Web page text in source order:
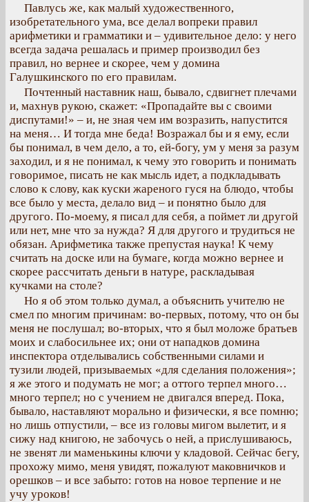
Павлусь же, как малый художественного,
изобретательного ума, все делал вопреки правил
арифметики и грамматики и – удивительное дело: у него
всегда задача решалась и пример производил без
правил, но вернее и скорее, чем у домина
Галушкинского по его правилам.
Почтенный наставник наш, бывало, сдвигнет плечами
и, махнув рукою, скажет: «Пропадайте вы с своими
диспутами!» – и, не зная чем им возразить, напустится
на меня… И тогда мне беда! Возражал бы и я ему, если
бы понимал, в чем дело, а то, ей-богу, ум у меня за разум
заходил, и я не понимал, к чему это говорить и понимать
говоримое, писать не как мысль идет, а подкладывать
слово к слову, как куски жареного гуся на блюдо, чтобы
все было у места, делало вид – и понятно было для
другого. По-моему, я писал для себя, а поймет ли другой
или нет, мне что за нужда? Я для другого и трудиться не
обязан. Арифметика также препустая наука! К чему
считать на доске или на бумаге, когда можно вернее и
скорее рассчитать деньги в натуре, раскладывая
кучками на столе?
Но я об этом только думал, а объяснить учителю не
смел по многим причинам: во-первых, потому, что он бы
меня не послушал; во-вторых, что я был моложе братьев
моих и слабосильнее их; они от нападков домина
инспектора отделывались собственными силами и
тузили людей, призываемых «для сделания положения»;
я же этого и подумать не мог; а оттого терпел много…
много терпел; но с учением не двигался вперед. Пока,
бывало, наставляют морально и физически, я все помню;
но лишь отпустили, – все из головы мигом вылетит, и я
сижу над книгою, не забочусь о ней, а прислушиваюсь,
не звенят ли маменькины ключи у кладовой. Сейчас бегу,
прохожу мимо, меня увидят, пожалуют маковничков и
орешков – и все забыто: готов на новое терпение и не
учу уроков!